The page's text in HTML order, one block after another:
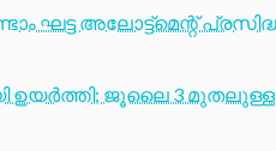
ഘട്ട അലോട്ട്മെന്റ്
ഉയർത്തി; ജൂലൈ 3